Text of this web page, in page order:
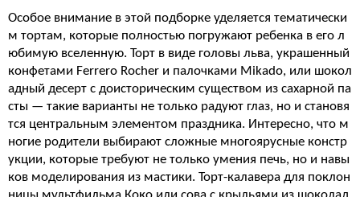
Особое внимание в этой подборке уделяется тематически
м тортам, которые полностью погружают ребенка в его л
юбимую вселенную. Торт в виде головы льва, украшенный
конфетами Ferrero Rocher и палочками Mikado, или шокол
адный десерт с доисторическим существом из сахарной па
сты — такие варианты не только радуют глаз, но и становя
тся центральным элементом праздника. Интересно, что м
ногие родители выбирают сложные многоярусные констр
укции, которые требуют не только умения печь, но и навы
ков моделирования из мастики. Торт-калавера для поклон